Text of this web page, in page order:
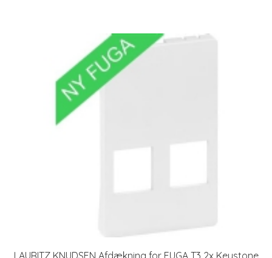
LAURITZ KNUDSEN Afdækning for FUGA T3 2x Keystone